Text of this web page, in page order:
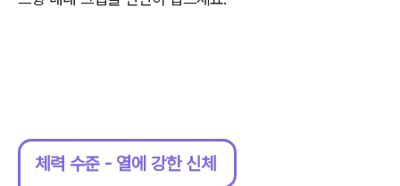
체력 수준 - 열에 강한 신체